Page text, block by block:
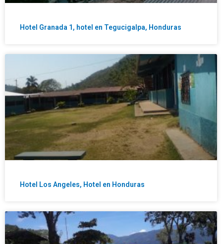
Hotel Granada 1, hotel en Tegucigalpa, Honduras
Hotel Los Angeles, Hotel en Honduras